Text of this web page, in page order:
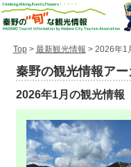
Top> 最新観光情報 > 2026年1
秦野の観光情報ア
2026年1月の観光情報